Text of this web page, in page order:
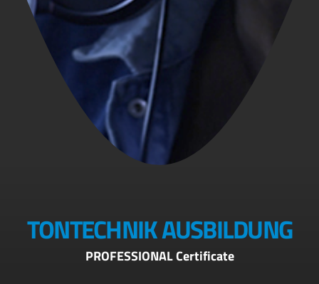
TONTECHNIK AUSBILDUNG
PROFESSIONAL Certificate